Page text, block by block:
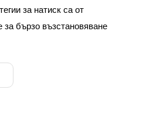
за натиск са от
бързо възстановяване